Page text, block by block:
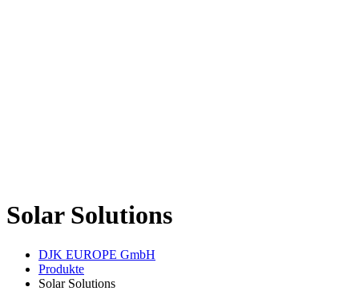
Solar Solutions
DJK EUROPE GmbH
Produkte
Solar Solutions